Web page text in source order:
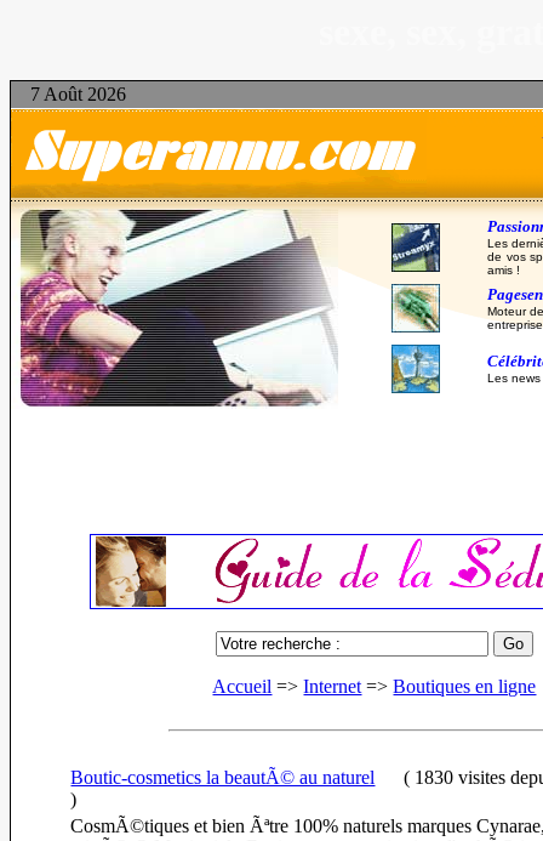
7 Août 2026
Les
de vos
amis !
Moteur
Les
Accueil =>Internet=>Boutiques en ligne
Boutic-cosmetics la beautÃ© au naturel ( 1830 visites
)
CosmÃ©tiques et bien Ãªtre 100% naturels marques